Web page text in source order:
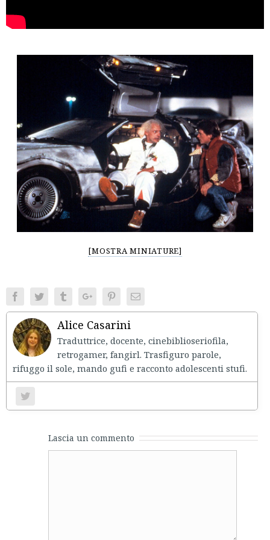
[MOSTRA MINIATURE]
FacebookTwitter TumblrGoogle+PinterestEmail
Alice Casarini
Traduttrice, docente, cinebiblioseriofila,
retrogamer, fangirl. Trasfiguro parole,
rifuggo il sole, mando gufi e racconto adolescenti stufi.
Lascia un commento